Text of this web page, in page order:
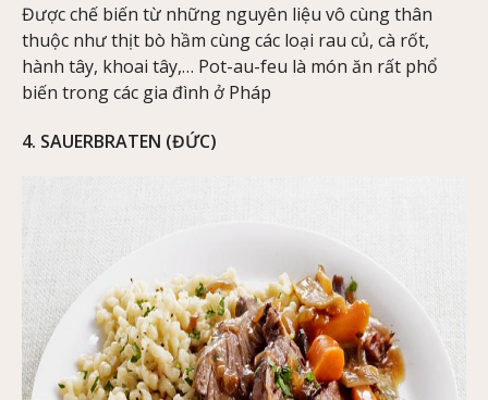
Được chế biến từ những nguyên liệu vô cùng thân
thuộc như thịt bò hầm cùng các loại rau củ, cà rốt,
hành tây, khoai tây,… Pot-au-feu là món ăn rất phổ
biến trong các gia đình ở Pháp
4. SAUERBRATEN (ĐỨC)